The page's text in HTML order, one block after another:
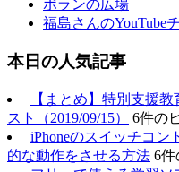
ポランの広場
福島さんのYouTube
本日の人気記事
【まとめ】特別支援
スト（2019/09/15）
6件の
iPhoneのスイッチコン
的な動作をさせる方法 6件